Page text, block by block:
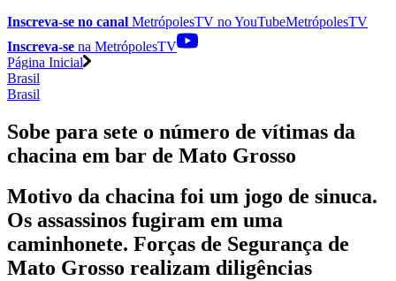
Inscreva-se no canal MetrópolesTV noYouTubeMetrópolesTV
Inscreva-se na MetrópolesTV
Página Inicial
Brasil
Brasil
Sobe para sete o número de vítimas da
chacina em bar de Mato Grosso
Motivo da chacina foi um jogo de sinuca.
Os assassinos fugiram em uma
caminhonete. Forças de Segurança de
Mato Grosso realizam diligências